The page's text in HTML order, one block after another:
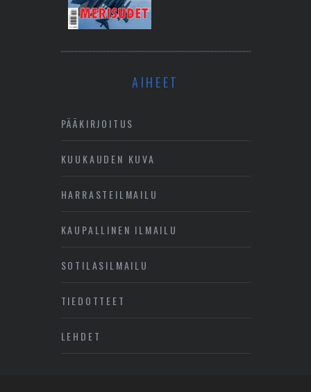
AIHEET
PÄÄKIRJOITUS
KUUKAUDEN KUVA
HARRASTEILMAILU
KAUPALLINEN ILMAILU
SOTILASILMAILU
TIEDOTTEET
LEHDET